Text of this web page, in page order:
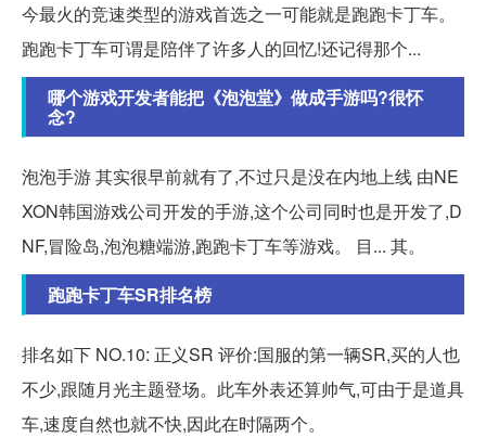
今最火的竞速类型的游戏首选之一可能就是跑跑卡丁车。
跑跑卡丁车可谓是陪伴了许多人的回忆!还记得那个...
哪个游戏开发者能把《泡泡堂》做成手游吗?很怀
念?
泡泡手游 其实很早前就有了,不过只是没在内地上线 由NE
XON韩国游戏公司开发的手游,这个公司同时也是开发了,D
NF,冒险岛,泡泡糖端游,跑跑卡丁车等游戏。 目... 其。
跑跑卡丁车SR排名榜
排名如下 NO.10: 正义SR 评价:国服的第一辆SR,买的人也
不少,跟随月光主题登场。此车外表还算帅气,可由于是道具
车,速度自然也就不快,因此在时隔两个。